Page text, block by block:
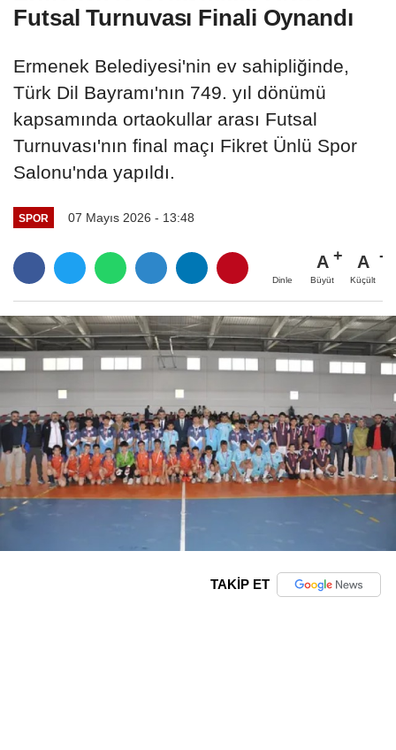
Futsal Turnuvası Finali Oynandı
Ermenek Belediyesi'nin ev sahipliğinde,
Türk Dil Bayramı'nın 749. yıl dönümü
kapsamında ortaokullar arası Futsal
Turnuvası'nın final maçı Fikret Ünlü Spor
Salonu'nda yapıldı.
SPOR 07 Mayıs 2026 - 13:48
Dinle
A
Büyüt
A
Küçült
TAKİP ET